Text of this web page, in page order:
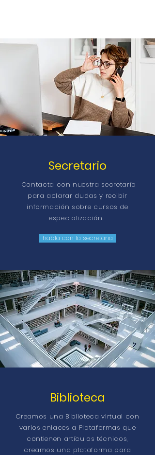
Secretario
Contacta con nuestra secretaría
para aclarar dudas y recibir
información sobre cursos de
especialización.
habla con la secretaria
Biblioteca
Creamos una Biblioteca virtual con
varios enlaces a Plataformas que
contienen artículos técnicos,
creamos una plataforma para